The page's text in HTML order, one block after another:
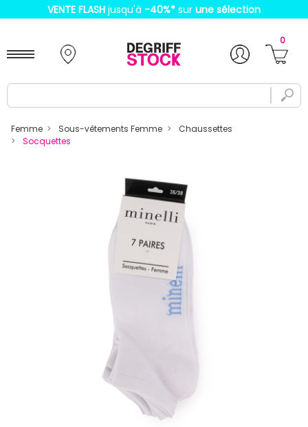
VENTE FLASH jusqu'à -40%* sur une sélection
0
Femme Sous-vêtements Femme
Chaussettes
Socquettes